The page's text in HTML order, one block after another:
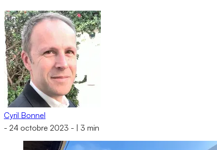
Cyril Bonnel
- 24 octobre 2023 - 3 min